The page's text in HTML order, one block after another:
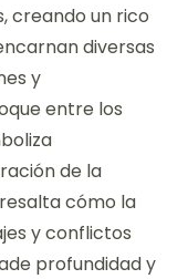
creando un rico
diversas
y
entre los
de la
cómo la
y conflictos
profundidad y